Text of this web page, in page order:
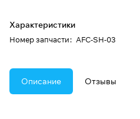
Характеристики
Номер запчасти: AFC-SH-03
Описание Отзывы